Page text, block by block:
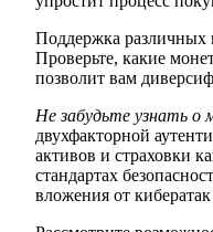
Поддержка различных
Проверьте, какие
позволит вам
Не забудьте узнать о
двухфакторной
активов и страховки
стандартах
вложения от